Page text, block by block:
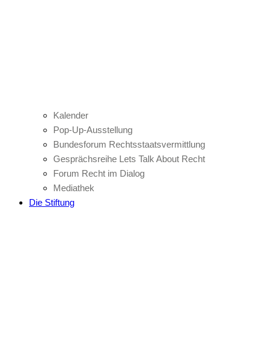
Kalender
Pop-Up-Ausstellung
Bundesforum Rechtsstaatsvermittlung
Gesprächsreihe Lets Talk About Recht
Forum Recht im Dialog
Mediathek
Die Stiftung